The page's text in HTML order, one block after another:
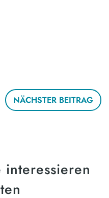
NÄCHSTER BEITRAG